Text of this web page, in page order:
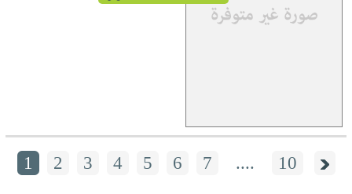
1 2 3 4 5 6 7 .... 10